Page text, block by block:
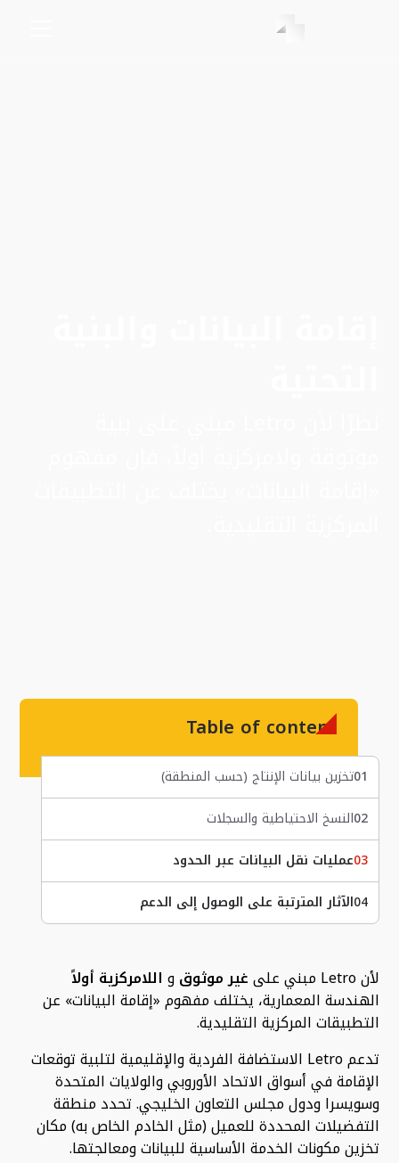
Table of content
01تخزين بيانات الإنتاج (حسب المنطقة)
02النسخ الاحتياطية والسجلات
03عمليات نقل البيانات عبر الحدود
04الآثار المترتبة على الوصول إلى الدعم
لأن Letro مبني على غير موثوقو اللامركزية أولاً
الهندسة المعمارية، يختلف مفهوم «إقامة البيانات» عن
التطبيقات المركزية التقليدية.
تدعم Letro الاستضافة الفردية والإقليمية لتلبية توقعات
الإقامة في أسواق الاتحاد الأوروبي والولايات المتحدة
وسويسرا ودول مجلس التعاون الخليجي. تحدد منطقة
التفضيلات المحددة للعميل (مثل الخادم الخاص به) مكان
تخزين مكونات الخدمة الأساسية للبيانات ومعالجتها.